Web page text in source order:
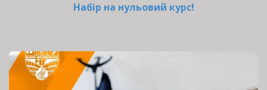
Набір на нульовий курс!